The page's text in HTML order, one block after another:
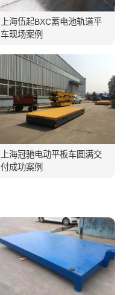
上海伍起BXC蓄电池轨道平
车现场案例
上海冠驰电动平板车圆满交
付成功案例